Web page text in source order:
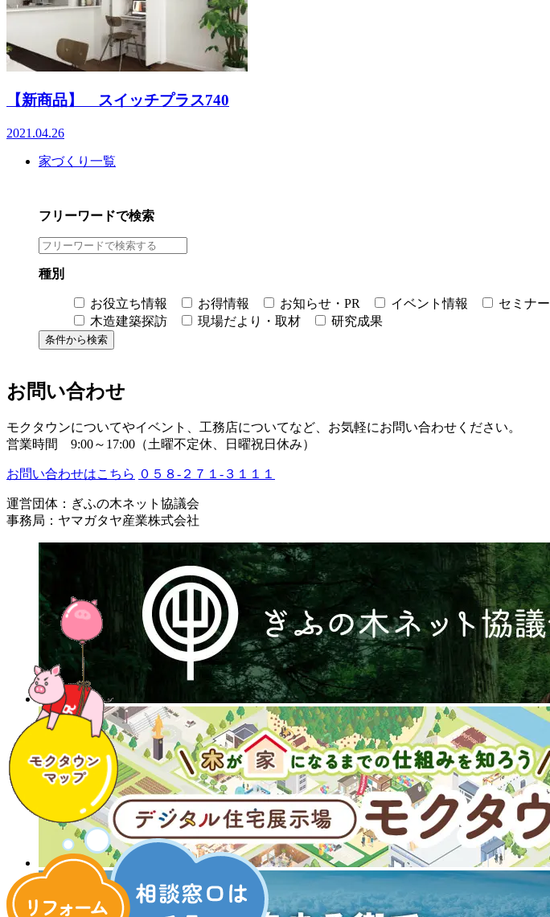
【新商品】 スイッチプラス740
2021.04.26
家づくり一覧
フリーワードで検索
種別
お役立ち情報 お得情報 お知らせ・PR イベント情報 セミナー
木造建築探訪
現場だより・取材 研究成果
お問い合わせ
モクタウンについてやイベント、工務店についてなど、お気軽にお問い合わせください。
営業時間 9:00～17:00（土曜不定休、日曜祝日休み）
お問い合わせはこちら ０５８-２７１-３１１１
運営団体：ぎふの木ネット協議会
事務局：ヤマガタヤ産業株式会社